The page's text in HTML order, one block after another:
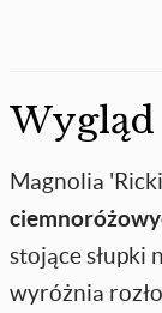
Wygląd
Magnolia
stojące słupki
wyróżnia